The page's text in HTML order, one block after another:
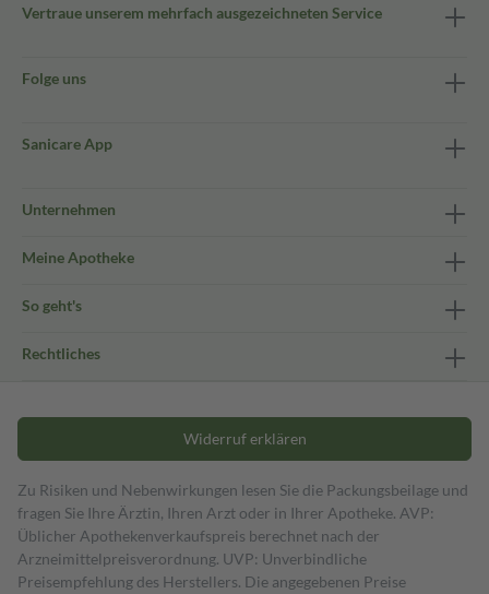
Vertraue unserem mehrfach ausgezeichneten Service
Folge uns
Sanicare App
Unternehmen
Meine Apotheke
So geht's
Rechtliches
Widerruf erklären
Zu Risiken und Nebenwirkungen lesen Sie die Packungsbeilage und
fragen Sie Ihre Ärztin, Ihren Arzt oder in Ihrer Apotheke. AVP:
Üblicher Apothekenverkaufspreis berechnet nach der
Arzneimittelpreisverordnung. UVP: Unverbindliche
Preisempfehlung des Herstellers. Die angegebenen Preise